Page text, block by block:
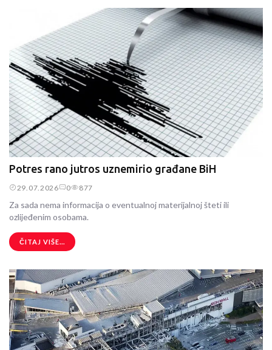
Potres rano jutros uznemirio građane BiH
29.07.2026 0 877
Za sada nema informacija o eventualnoj materijalnoj šteti ili
ozlijeđenim osobama.
ČITAJ VIŠE...